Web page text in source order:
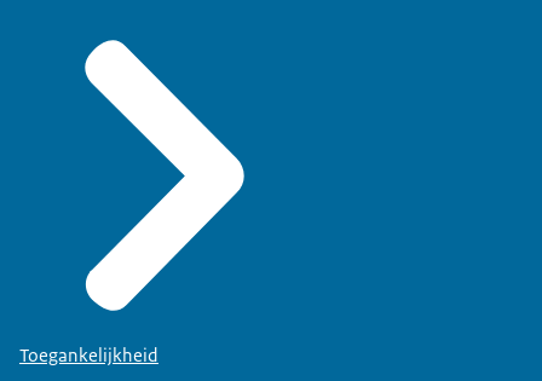
Toegankelijkheid